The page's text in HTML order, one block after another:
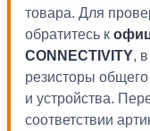
товара. Для
обратитесь к
CONNECTIVITY,
резисторы
и устройства.
соответствии